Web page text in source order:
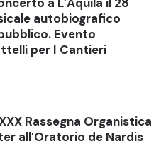
autobiografico
Evento
per I Cantieri
Rassegna Organistica
all’Oratorio de Nardis